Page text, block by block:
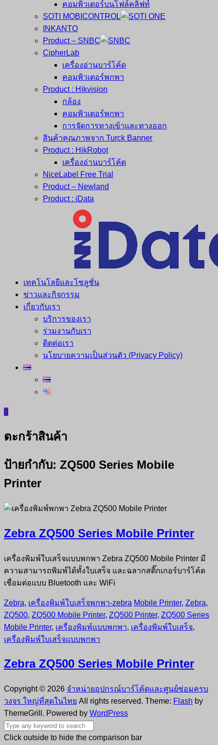
คอมพิวเตอร์บนโฟล์คลิฟท์
SOTI MOBICONTROL
INKANTO
Product – SNBC
CipherLab
เครื่องอ่านบาร์โค้ด
คอมพิวเตอร์พกพา
Product : Hikvision
กล้อง
คอมพิวเตอร์พกพา
การจัดการทางเข้าและทางออก
สินค้าคุณภาพจาก Turck Banner
Product : HikRobot
เครื่องอ่านบาร์โค้ด
NiceLabel Free Trial
Product – Newland
Product : iData
เทคโนโลยีและโซลูชั่น
ข่าวและกิจกรรม
เกี่ยวกับเรา
บริการของเรา
ร่วมงานกับเรา
ติดต่อเรา
นโยบายความเป็นส่วนตัว (Privacy Policy)
0
ตะกร้าสินค้า
ป้ายกำกับ: ZQ500 Series Mobile
Printer
Zebra ZQ500 Series Mobile Printer
เครื่องพิมพ์ใบเสร็จแบบพกพา Zebra ZQ500 Mobile Printer มี
ความสามารถพิมพ์ได้ทั้งใบเสร็จ และฉลากสติ๊กเกอร์บาร์โค้ด
เชื่อมต่อแบบ Bluetooth และ WiFi
Zebra, เครื่องพิมพ์ใบเสร็จพกพา-zebra Mobile Printer, Zebra,
ZQ500, ZQ500 Mobile Printer, ZQ500 Printer, ZQ500 Series
Mobile Printer, เครื่องพิมพ์แบบพกพา, เครื่องพิมพ์ใบเสร็จ,
เครื่องพิมพ์ใบเสร็จแบบพกพา
Zebra ZQ500 Series Mobile Printer
Copyright © 2026 จำหน่ายอุปกรณ์บาร์โค้ดและศูนย์ซ่อมครบ
วงจร ใหญ่ที่สุดในไทย All rights reserved. Theme: Flash by
ThemeGrill. Powered by WordPress
Click outside to hide the comparison bar